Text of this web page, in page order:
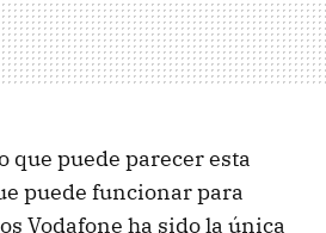
que puede parecer esta
puede funcionar para
Vodafone ha sido la única